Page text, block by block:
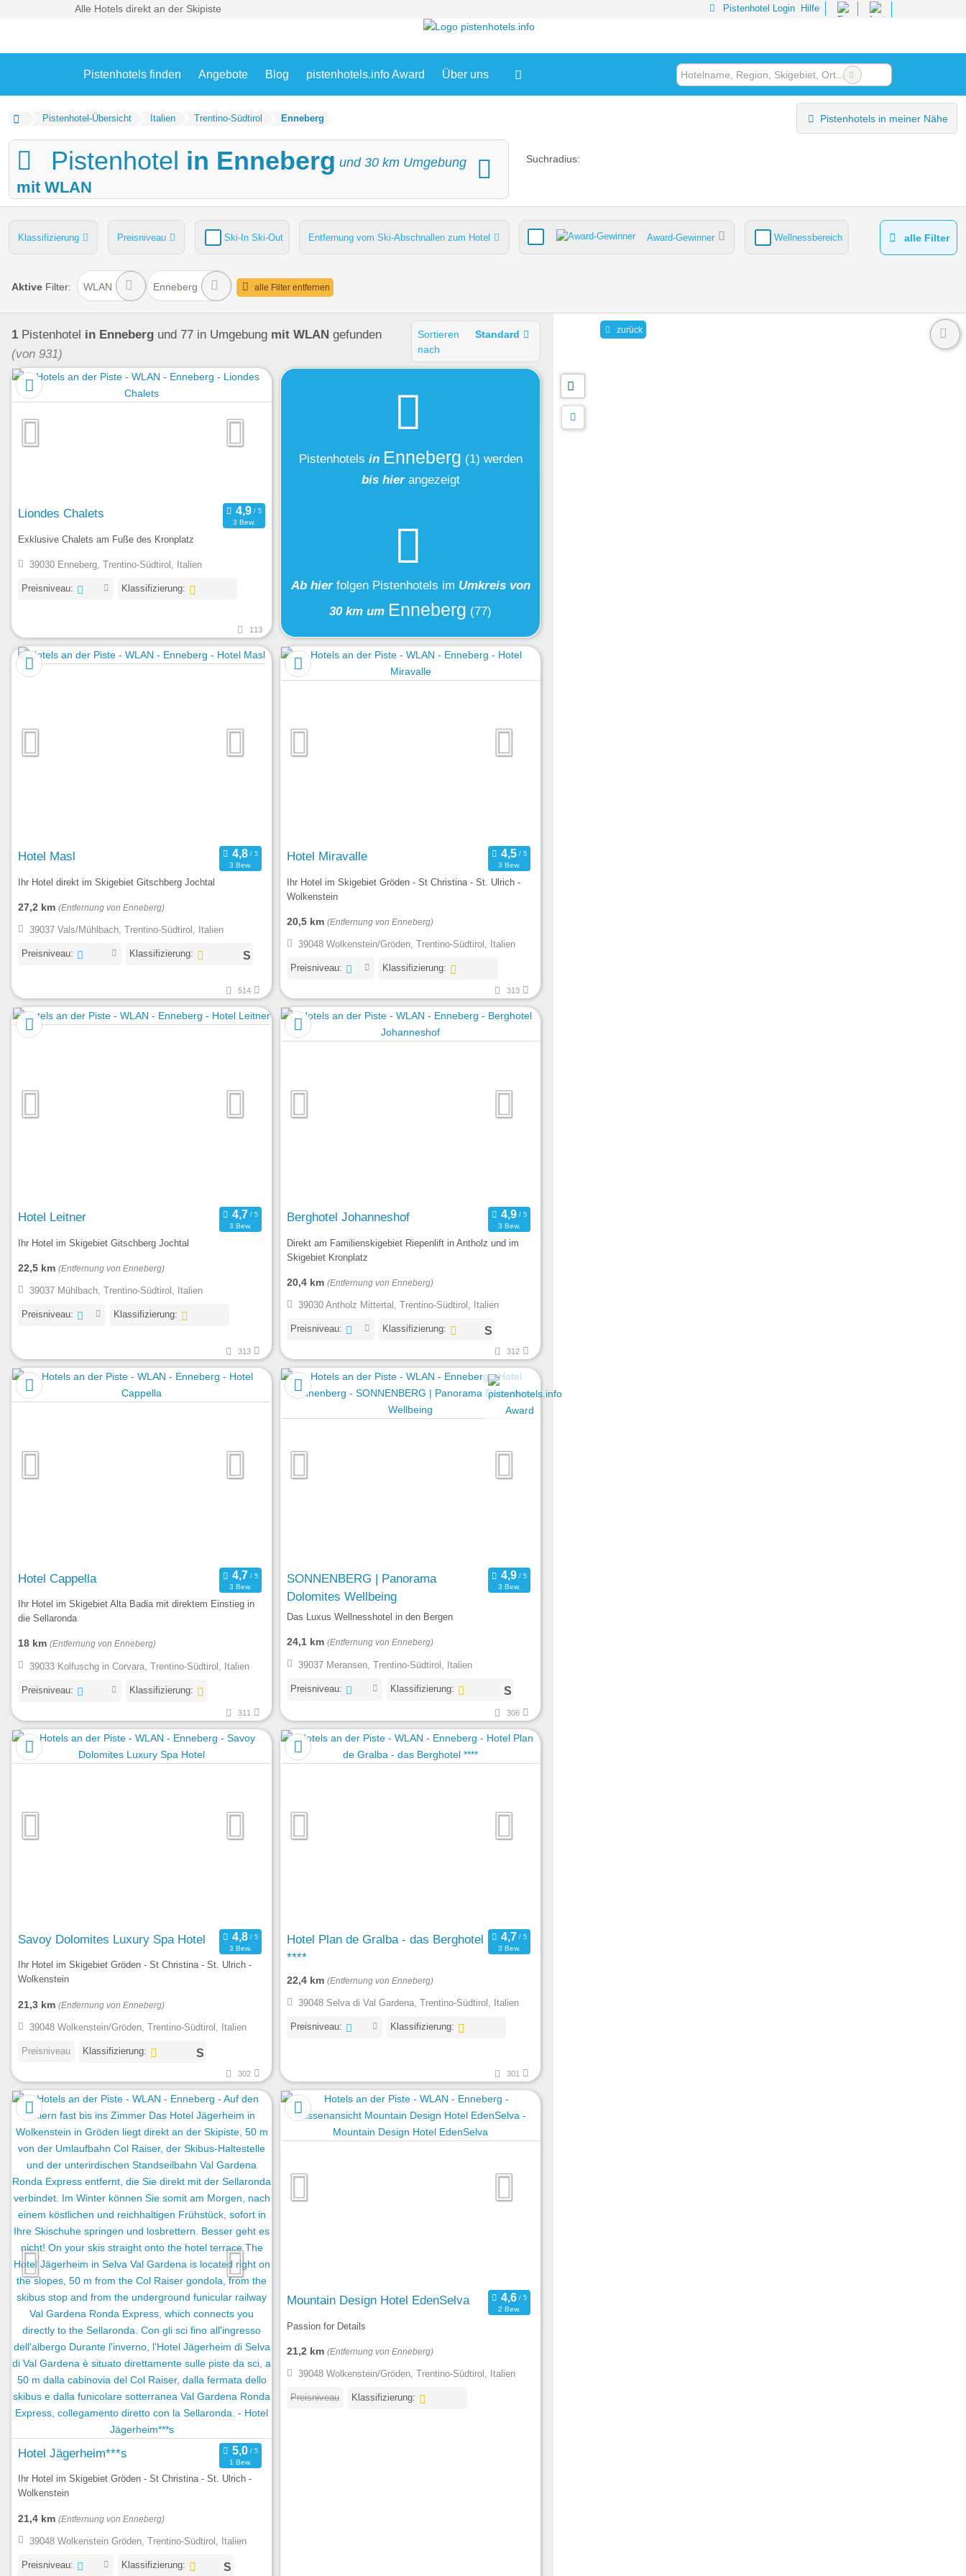
Alle Hotels direkt an der Skipiste Pistenhotel Login Hilfe
Pistenhotels finden Angebote Blog pistenhotels.info Award Über uns
Pistenhotel-Übersicht Italien Trentino-Südtirol Enneberg Pistenhotels in meiner Nähe
Pistenhotel in Enneberg und 30 km Umgebung
mit WLAN
Suchradius:
Klassifizierung Preisniveau Ski-In Ski-Out Entfernung vom Ski-Abschnallen zum Hotel Award-Gewinner Wellnessbereich
Pools Hunde Kinder-/Übungshang Skiverleih
alle Filter
Aktive Filter: WLAN Enneberg alle Filter entfernen
1 Pistenhotel in Enneberg und 77 in Umgebung mit WLAN gefunden
(von 931)
Sortieren
nach
Standard
Liondes Chalets
3 Bew.
Exklusive Chalets am Fuße des Kronplatz
39030 Enneberg, Trentino-Südtirol, Italien
Preisniveau: Klassifizierung:
113
Pistenhotels in Enneberg (1) werden
bis hierangezeigt
Ab hier folgen Pistenhotels im Umkreis von
30 km um Enneberg (77)
Hotel Masl
3 Bew.
Ihr Hotel direkt im Skigebiet Gitschberg Jochtal
27,2 km (Entfernung von Enneberg)
39037 Vals/Mühlbach, Trentino-Südtirol, Italien
Preisniveau: Klassifizierung:
514
Hotel Miravalle
3 Bew.
Ihr Hotel im Skigebiet Gröden - St Christina - St. Ulrich -
Wolkenstein
20,5 km (Entfernung von Enneberg)
39048 Wolkenstein/Gröden, Trentino-Südtirol, Italien
Preisniveau: Klassifizierung:
313
Hotel Leitner
3 Bew.
Ihr Hotel im Skigebiet Gitschberg Jochtal
22,5 km (Entfernung von Enneberg)
39037 Mühlbach, Trentino-Südtirol, Italien
Preisniveau: Klassifizierung:
313
Berghotel Johanneshof
3 Bew.
Direkt am Familienskigebiet Riepenlift in Antholz und im
Skigebiet Kronplatz
20,4 km (Entfernung von Enneberg)
39030 Antholz Mittertal, Trentino-Südtirol, Italien
Preisniveau: Klassifizierung:
312
Hotel Cappella
3 Bew.
Ihr Hotel im Skigebiet Alta Badia mit direktem Einstieg in
die Sellaronda
18 km (Entfernung von Enneberg)
39033 Kolfuschg in Corvara, Trentino-Südtirol, Italien
Preisniveau: Klassifizierung:
311
SONNENBERG | Panorama
Dolomites Wellbeing
3 Bew.
Das Luxus Wellnesshotel in den Bergen
24,1 km (Entfernung von Enneberg)
39037 Meransen, Trentino-Südtirol, Italien
Preisniveau: Klassifizierung:
306
Savoy Dolomites Luxury Spa Hotel
3 Bew.
Ihr Hotel im Skigebiet Gröden - St Christina - St. Ulrich -
Wolkenstein
21,3 km (Entfernung von Enneberg)
39048 Wolkenstein/Gröden, Trentino-Südtirol, Italien
Preisniveau Klassifizierung:
302
Hotel Plan de Gralba - das Berghotel
****
3 Bew.
22,4 km (Entfernung von Enneberg)
39048 Selva di Val Gardena, Trentino-Südtirol, Italien
Preisniveau: Klassifizierung:
301
Hotel Jägerheim***s
1 Bew.
Ihr Hotel im Skigebiet Gröden - St Christina - St. Ulrich -
Wolkenstein
21,4 km (Entfernung von Enneberg)
39048 Wolkenstein Gröden, Trentino-Südtirol, Italien
Preisniveau: Klassifizierung:
Mountain Design Hotel EdenSelva
2 Bew.
Passion for Details
21,2 km (Entfernung von Enneberg)
39048 Wolkenstein/Gröden, Trentino-Südtirol, Italien
Preisniveau Klassifizierung:
zurück